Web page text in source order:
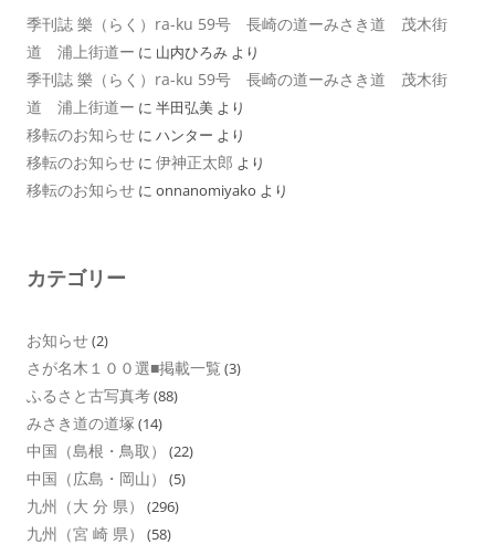
季刊誌 樂（らく）ra-ku 59号 長崎の道ーみさき道 茂木街
道 浦上街道ー に 山内ひろみ より
季刊誌 樂（らく）ra-ku 59号 長崎の道ーみさき道 茂木街
道 浦上街道ー に 半田弘美 より
移転のお知らせ に ハンター より
移転のお知らせ に 伊神正太郎 より
移転のお知らせ に onnanomiyako より
カテゴリー
お知らせ(2)
さが名木１００選■掲載一覧 (3)
ふるさと古写真考(88)
みさき道の道塚 (14)
中国（島根・鳥取） (22)
中国（広島・岡山） (5)
九州（大 分 県） (296)
九州（宮 崎 県） (58)